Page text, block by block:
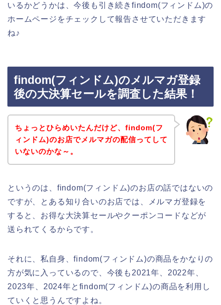
いるかどうかは、今後も引き続きfindom(フィンドム)の
ホームページをチェックして報告させていただきます
ね♪
findom(フィンドム)のメルマガ登録
後の大決算セールを調査した結果！
ちょっとひらめいたんだけど、findom(フ
ィンドム)のお店でメルマガの配信ってして
いないのかな～。
というのは、findom(フィンドム)のお店の話ではないの
ですが、とある知り合いのお店では、メルマガ登録を
すると、お得な大決算セールやクーポンコードなどが
送られてくるからです。
それに、私自身、findom(フィンドム)の商品をかなりの
方が気に入っているので、今後も2021年、2022年、
2023年、2024年とfindom(フィンドム)の商品を利用し
ていくと思うんですよね。